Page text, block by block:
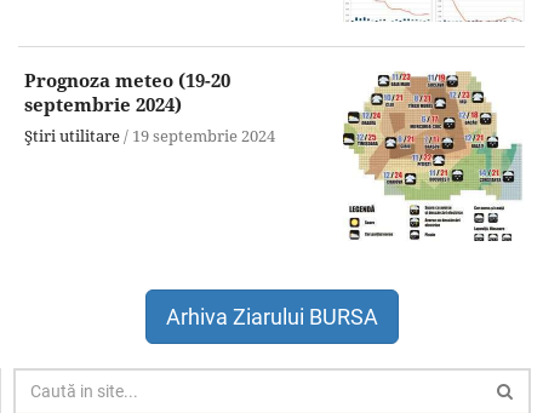
Prognoza meteo (19-20
septembrie 2024)
Ştiri utilitare/ 19 septembrie 2024
Arhiva Ziarului BURSA